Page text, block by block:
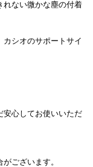
ない微かな塵の付着
シオのサポートサイ
安心してお使いいただ
ございます。